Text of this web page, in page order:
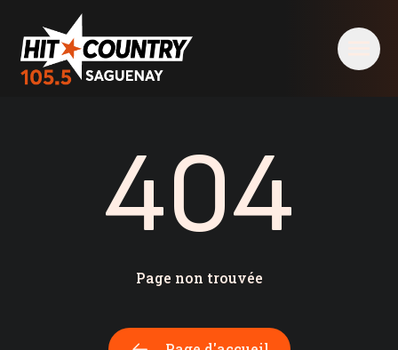
404
Page non trouvée
404 - Hit Country 105,5 Saguenay